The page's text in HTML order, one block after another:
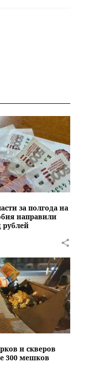
за полгода на
направили
рублей
и скверов
300 мешков